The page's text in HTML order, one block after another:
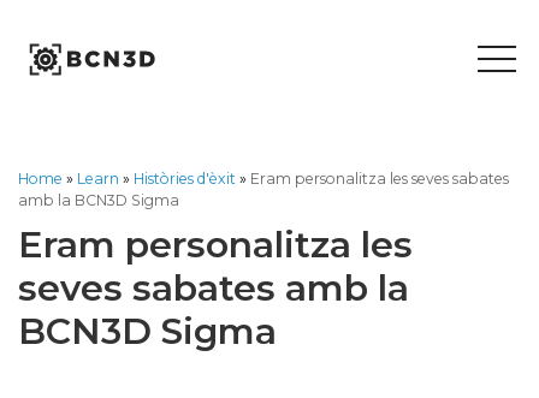
content
Home » Learn » Històries d'èxit » Eram personalitza les seves sabates
amb la BCN3D Sigma
Eram personalitza les
seves sabates amb la
BCN3D Sigma